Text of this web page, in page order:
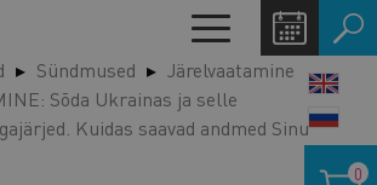
Toggle
navigation
Sündmused
Järelvaatamine
Sõda Ukrainas ja selle
Kuidas saavad andmed Sinu
0